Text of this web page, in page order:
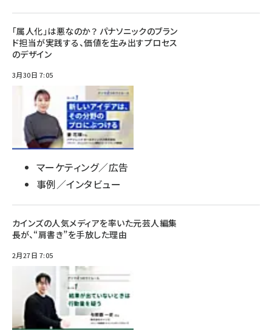
「属人化」は悪なのか？ パナソニックのブラン
ド担当が実践する、価値を生み出すプロセス
のデザイン
3月30日 7:05
マーケティング／広告
事例／インタビュー
カインズの人気メディアを率いた元芸人編集
長が、“肩書き”を手放した理由
2月27日 7:05